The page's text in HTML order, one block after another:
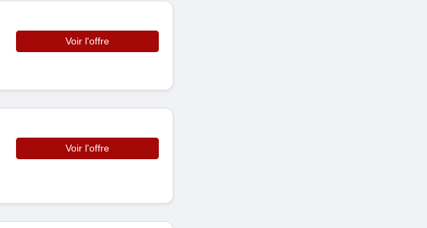
Voir l'offre
Voir l'offre